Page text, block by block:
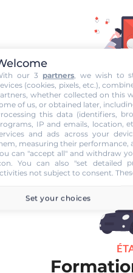
le Code de la route en
et aussi par Mister Codes,
théorique général !
au code, pas de panique !
d'inscription(30€) grâce au
our 3 partners, we wish to
(cookies, pixels, etc.),
whether collected on this
of us, or obtained later,
this data (identifiers,
IP and emails, location,
and ads across your
measuring their performance,
can "accept all" and withdraw
. You can also "set detailed
not subject to consent.
Set your choices